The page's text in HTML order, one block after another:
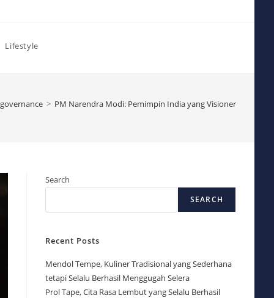
Lifestyle
governance > PM Narendra Modi: Pemimpin India yang Visioner
Search
SEARCH
Recent Posts
Mendol Tempe, Kuliner Tradisional yang Sederhana
tetapi Selalu Berhasil Menggugah Selera
Prol Tape, Cita Rasa Lembut yang Selalu Berhasil